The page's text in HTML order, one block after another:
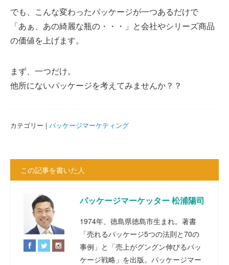
でも、こんな変わったパッケージが一つあるだけで
「あぁ、あの綺麗な瓶の・・・」と会社やシリーズ商品
の価値を上げます。
まず、一つだけ。
他所にないパッケージを考えてみませんか？？
カテゴリー | パッケージマーケティング
この記事を書いた人
パッケージマーケッター 松浦陽司
1974年、徳島県徳島市生まれ。著書
「売れるパッケージ5つの法則と70の
事例」と「売上がグングン伸びるパッ
ケージ戦略」を出版。パッケージマー